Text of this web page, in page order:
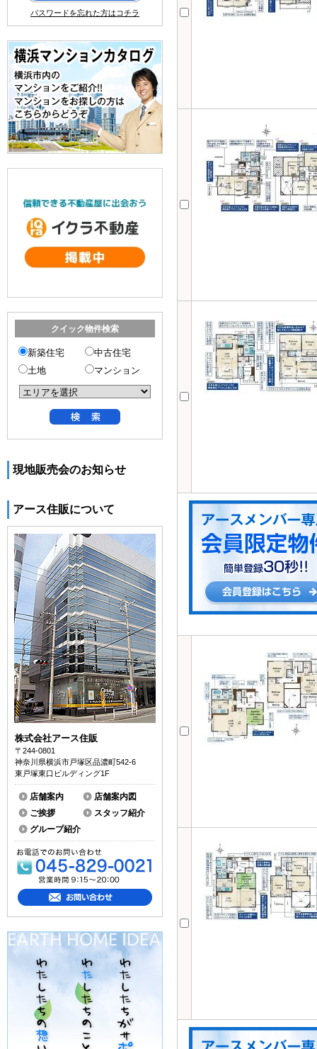
パスワードを忘れた方はコチラ
クイック物件検索
新築住宅
中古住宅
土地
マンション
現地販売会のお知らせ
アース住販について
株式会社アース住販
〒244-0801
神奈川県横浜市戸塚区品濃町542-6
東戸塚東口ビルディング1F
店舗案内
店舗案内図
ご挨拶
スタッフ紹介
グループ紹介